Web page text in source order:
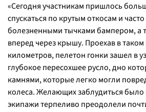
«Сегодня участникам пришлось
спускаться по крутым откосам и
болезненными тычками бампером, а
вперед через крышу. Проехав в
километров, пелетон гонки зашел в
глубокое пересохшее русло, дно
камнями, которые легко могли
колеса. Желающих заблудиться было
экипажи терпеливо преодолели